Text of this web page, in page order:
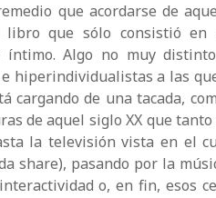
que acordarse de
libro que sólo consistió en
Algo no muy
hiperindividualistas a las
de una tacada,
de aquel siglo XX que tanto
la televisión vista en el
share), pasando por la
o, en fin, esos